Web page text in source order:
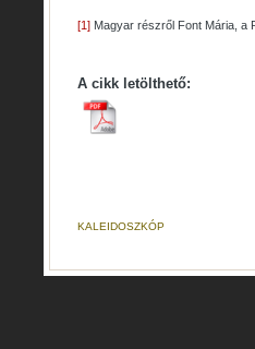
[1] Magyar részről Font Mária, a
A cikk letölthető:
KALEIDOSZKÓP